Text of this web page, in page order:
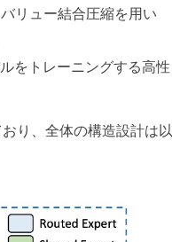
リュー結合圧縮を用い
をトレーニングする高性
り、全体の構造設計は以